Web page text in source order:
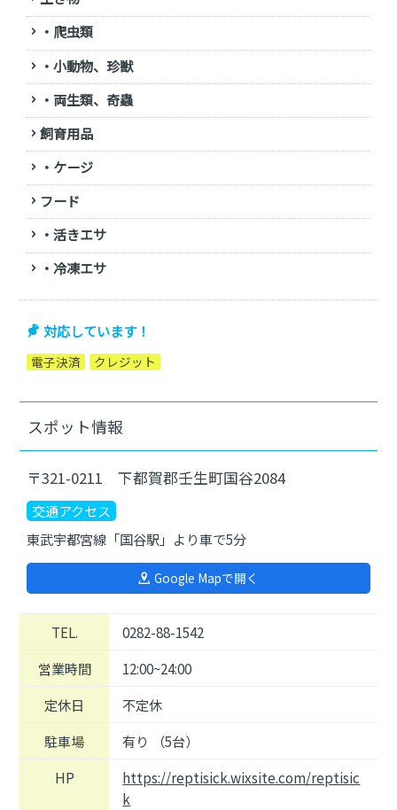
・爬虫類
・小動物、珍獣
・両生類、奇蟲
飼育用品
・ケージ
フード
・活きエサ
・冷凍エサ
対応しています！
電子決済 クレジット
スポット情報
〒321-0211 下都賀郡壬生町国谷2084
交通アクセス
東武宇都宮線「国谷駅」より車で5分
Google Mapで開く
TEL.
0282-88-1542
営業時間
12:00~24:00
定休日
不定休
駐車場
有り （5台）
HP
https://reptisick.wixsite.com/reptisic
k